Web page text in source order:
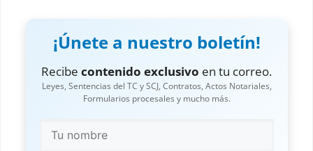
¡Únete a nuestro boletín!
Recibe contenido exclusivo en tu correo.
Leyes, Sentencias del TC y SCJ, Contratos, Actos Notariales,
Formularios procesales y mucho más.